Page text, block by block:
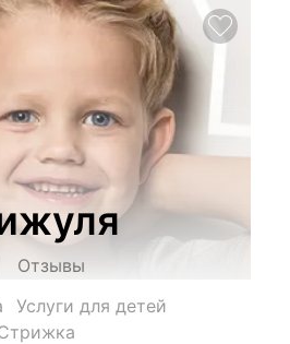
Отзывы
Услуги для детей